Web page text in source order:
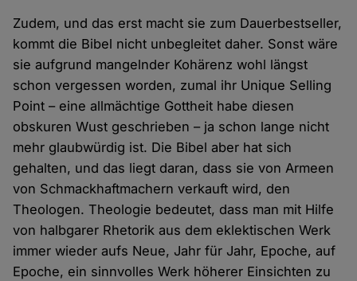
Zudem, und das erst macht sie zum Dauerbestseller,
kommt die Bibel nicht unbegleitet daher. Sonst wäre
sie aufgrund mangelnder Kohärenz wohl längst
schon vergessen worden, zumal ihr Unique Selling
Point – eine allmächtige Gottheit habe diesen
obskuren Wust geschrieben – ja schon lange nicht
mehr glaubwürdig ist. Die Bibel aber hat sich
gehalten, und das liegt daran, dass sie von Armeen
von Schmackhaftmachern verkauft wird, den
Theologen. Theologie bedeutet, dass man mit Hilfe
von halbgarer Rhetorik aus dem eklektischen Werk
immer wieder aufs Neue, Jahr für Jahr, Epoche, auf
Epoche, ein sinnvolles Werk höherer Einsichten zu